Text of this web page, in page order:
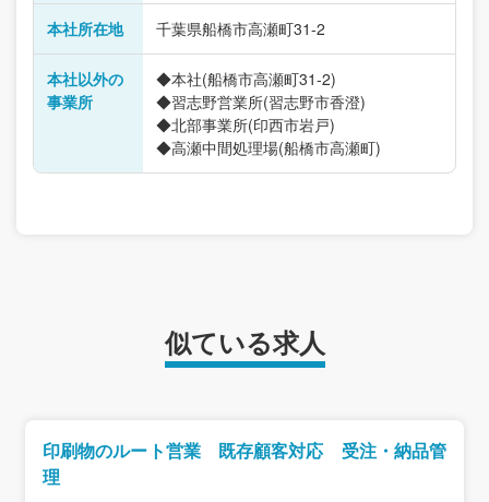
本社所在地 千葉県船橋市高瀬町31-2
本社以外の
事業所
◆本社(船橋市高瀬町31-2)
◆習志野営業所(習志野市香澄)
◆北部事業所(印西市岩戸)
◆高瀬中間処理場(船橋市高瀬町)
似ている求人
印刷物のルート営業 既存顧客対応 受注・納品管
理